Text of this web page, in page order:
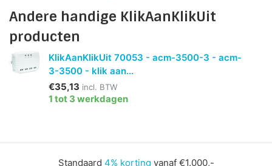
Andere handige KlikAanKlikUit
producten
KlikAanKlikUit 70053 - acm-3500-3 - acm-
3-3500 - klik aan...
€35,13 incl. BTW
1 tot 3 werkdagen
Standaard 4% korting vanaf €1.000,-